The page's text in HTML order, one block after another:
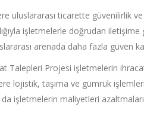
uluslararası ticarette güvenilirlik
işletmelerle doğrudan
arenada daha fazla güven
Talepleri Projesi işletmelerin
lojistik, taşıma ve gümrük
işletmelerin maliyetleri